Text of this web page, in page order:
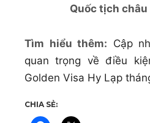
Quốc tịch
Tìm hiểu thêm: Cập
quan trọng về điều
Golden Visa Hy Lạp
CHIA SẺ: